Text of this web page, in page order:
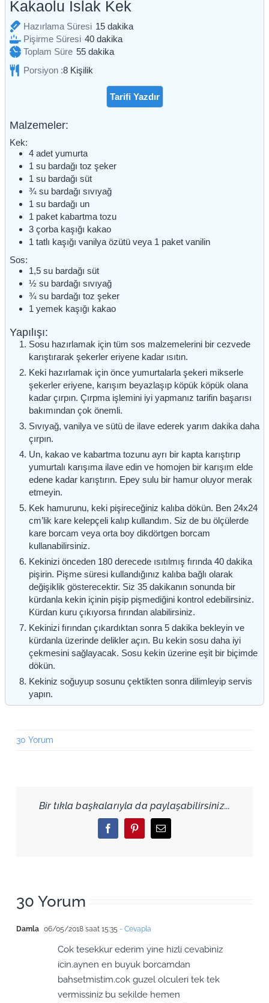
Kakaolu Islak Kek
Hazırlama Süresi 15dakika
dakika
Pişirme Süresi 40dakika
dakika
Toplam Süre 55dakika
dakika
Porsiyon :8 Kişilik
Tarifi Yazdır
Malzemeler:
Kek:
4 adet yumurta
1 su bardağı toz şeker
1 su bardağı süt
¾ su bardağı sıvıyağ
1 su bardağı un
1 paket kabartma tozu
3 çorba kaşığı kakao
1 tatlı kaşığı vanilya özütü veya 1 paket vanilin
Sos:
1,5 su bardağı süt
½ su bardağı sıvıyağ
¾ su bardağı toz şeker
1 yemek kaşığı kakao
Yapılışı:
Sosu hazırlamak için tüm sos malzemelerini bir cezvede
karıştırarak şekerler eriyene kadar ısıtın.
Keki hazırlamak için önce yumurtalarla şekeri mikserle
şekerler eriyene, karışım beyazlaşıp köpük köpük olana
kadar çırpın. Çırpma işlemini iyi yapmanız tarifin başarısı
bakımından çok önemli.
Sıvıyağ, vanilya ve sütü de ilave ederek yarım dakika daha
çırpın.
Un, kakao ve kabartma tozunu ayrı bir kapta karıştırıp
yumurtalı karışıma ilave edin ve homojen bir karışım elde
edene kadar karıştırın. Epey sulu bir hamur oluyor merak
etmeyin.
Kek hamurunu, keki pişireceğiniz kalıba dökün. Ben 24x24
cm’lik kare kelepçeli kalıp kullandım. Siz de bu ölçülerde
kare borcam veya orta boy dikdörtgen borcam
kullanabilirsiniz.
Kekinizi önceden 180 derecede ısıtılmış fırında 40 dakika
pişirin. Pişme süresi kullandığınız kalıba bağlı olarak
değişiklik gösterecektir. Siz 35 dakikanın sonunda bir
kürdanla kekin içinin pişip pişmediğini kontrol edebilirsiniz.
Kürdan kuru çıkıyorsa fırından alabilirsiniz.
Kekinizi fırından çıkardıktan sonra 5 dakika bekleyin ve
kürdanla üzerinde delikler açın. Bu kekin sosu daha iyi
çekmesini sağlayacak. Sosu kekin üzerine eşit bir biçimde
dökün.
Kekiniz soğuyup sosunu çektikten sonra dilimleyip servis
yapın.
30 Yorum
Bir tıkla başkalarıyla da paylaşabilirsiniz...
FacebookPinterestEmail
30 Yorum
Damla 06/05/2018 saat 15:35 - Cevapla
Cok tesekkur ederim yine hizli cevabiniz
icin.aynen en buyuk borcamdan
bahsetmistim.cok guzel olculeri tek tek
vermissiniz bu sekilde hemen